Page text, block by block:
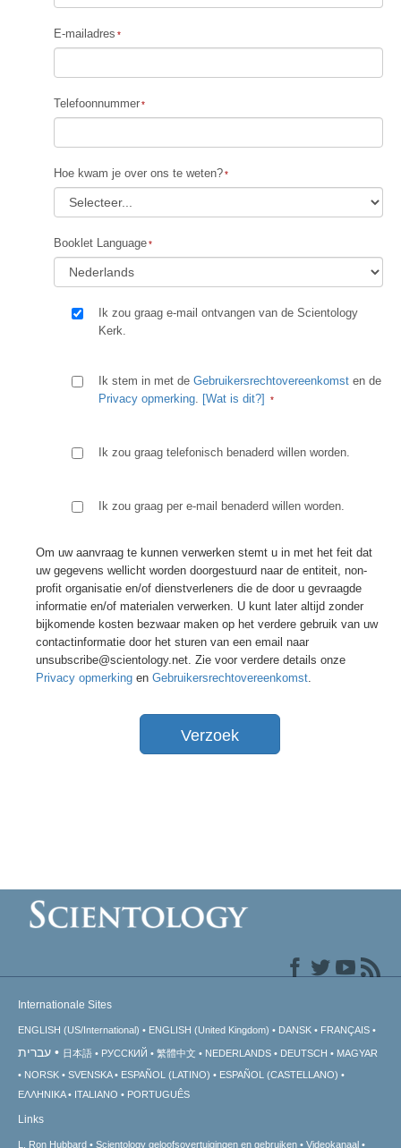
E-mailadres
Telefoonnummer
Hoe kwam je over ons te weten?
Booklet Language
Ik zou graag e-mail ontvangen van de Scientology
Kerk.
Ik stem in met de Gebruikersrechtovereenkomst en de
Privacy opmerking. [Wat is dit?]
Ik zou graag telefonisch benaderd willen worden.
Ik zou graag per e-mail benaderd willen worden.
Om uw aanvraag te kunnen verwerken stemt u in met het feit dat
uw gegevens wellicht worden doorgestuurd naar de entiteit, non-
profit organisatie en/of dienstverleners die de door u gevraagde
informatie en/of materialen verwerken. U kunt later altijd zonder
bijkomende kosten bezwaar maken op het verdere gebruik van uw
contactinformatie door het sturen van een email naar
unsubscribe@scientology.net. Zie voor verdere details onze
Privacy opmerking en Gebruikersrechtovereenkomst.
Verzoek
Internationale Sites
ENGLISH (US/International) ENGLISH (United Kingdom) DANSK FRANÇAIS
עברית 日本語 РУССКИЙ 繁體中文 NEDERLANDS DEUTSCH
MAGYAR
NORSK
SVENSKA ESPAÑOL (LATINO)
ESPAÑOL (CASTELLANO)
ΕΛΛΗΝΙΚA
ITALIANO PORTUGUÊS
Links
L. Ron Hubbard Scientology geloofsovertuigingen en gebruiken Videokanaal